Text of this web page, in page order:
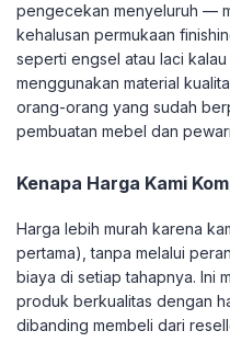
pengecekan menyeluruh —
kehalusan permukaan
seperti engsel atau laci
menggunakan material
orang-orang yang sudah
pembuatan mebel dan
Kenapa Harga Kami
Harga lebih murah karena
pertama), tanpa melalui
biaya di setiap tahapnya. Ini
produk berkualitas dengan
dibanding membeli dari